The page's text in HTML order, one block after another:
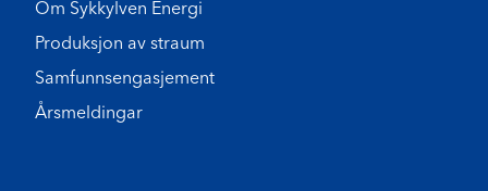
Om Sykkylven Energi
Produksjon av straum
Samfunnsengasjement
Årsmeldingar